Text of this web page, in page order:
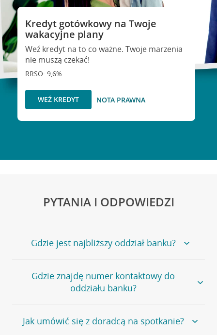
Kredyt gotówkowy na Twoje
wakacyjne plany
Weź kredyt na to co ważne. Twoje marzenia
nie muszą czekać!
RRSO: 9,6%
WEŹ KREDYT NOTA PRAWNA
PYTANIA I ODPOWIEDZI
Gdzie jest najbliższy oddział banku?
Jeśli szukasz oddziału naszego banku, zapraszamy na
stronęPlacówki i bankomaty, na której znajduje się
wygodna wyszukiwarka.
oddziałów
Gdzie znajdę numer kontaktowy do
oddziału banku?
Bank Credit Agricole nie udostępnia ogólnego numeru
telefonu do placówki bankowej.
Jak umówić się z doradcą na spotkanie?